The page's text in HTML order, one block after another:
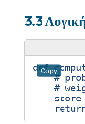
3.3
Copy
def
#
#
score